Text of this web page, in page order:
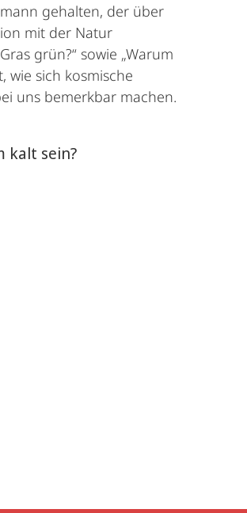
gehalten, der über
mit der Natur
grün?“ sowie „Warum
wie sich kosmische
uns bemerkbar machen.
kalt sein?